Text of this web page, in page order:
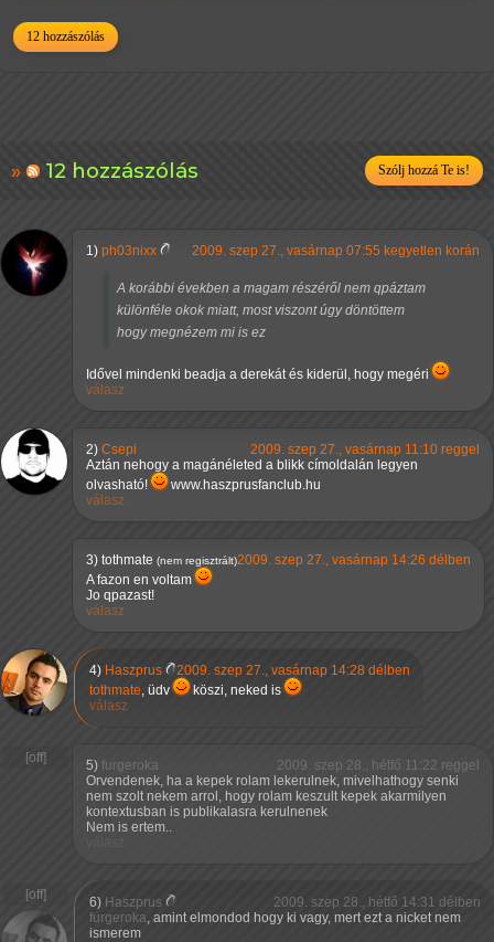
12 hozzászólás
12 hozzászólás Szólj hozzá Te is!
1) ph03nixx 2009. szep 27., vasárnap 07:55 kegyetlen korán
A korábbi években a magam részéről nem qpáztam
különféle okok miatt, most viszont úgy döntöttem
hogy megnézem mi is ez
Idővel mindenki beadja a derekát és kiderül, hogy megéri
válasz
2) Csepi
2009. szep 27., vasárnap 11:10 reggel
Aztán nehogy a magánéleted a blikk címoldalán legyen
olvasható!
www.haszprusfanclub.hu
válasz
3) tothmate (nem regisztrált)2009. szep 27., vasárnap 14:26 délben
A fazon en voltam
Jo qpazast!
válasz
4) Haszprus
2009. szep 27., vasárnap 14:28 délben
tothmate, üdv
köszi, neked is
válasz
5) furgeroka
2009. szep 28., hétfő 11:22 reggel
Orvendenek, ha a kepek rolam lekerulnek, mivelhathogy senki
nem szolt nekem arrol, hogy rolam keszult kepek akarmilyen
kontextusban is publikalasra kerulnenek
Nem is ertem..
6) Haszprus
2009. szep 28., hétfő 14:31 délben
furgeroka, amint elmondod hogy ki vagy, mert ezt a nicket nem
ismerem